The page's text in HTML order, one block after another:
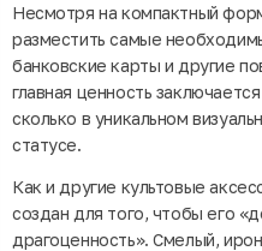
Несмотря на компактный
разместить самые
банковские карты и другие
главная ценность
сколько в уникальном
статусе.
Как и другие культовые
создан для того, чтобы его
драгоценность». Смелый,